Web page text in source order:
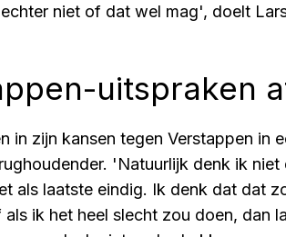
niet of dat wel mag', doelt
uitspraken
in zijn kansen tegen Verstappen in
'Natuurlijk denk ik
als laatste eindig. Ik denk dat dat
ik het heel slecht zou doen, dan